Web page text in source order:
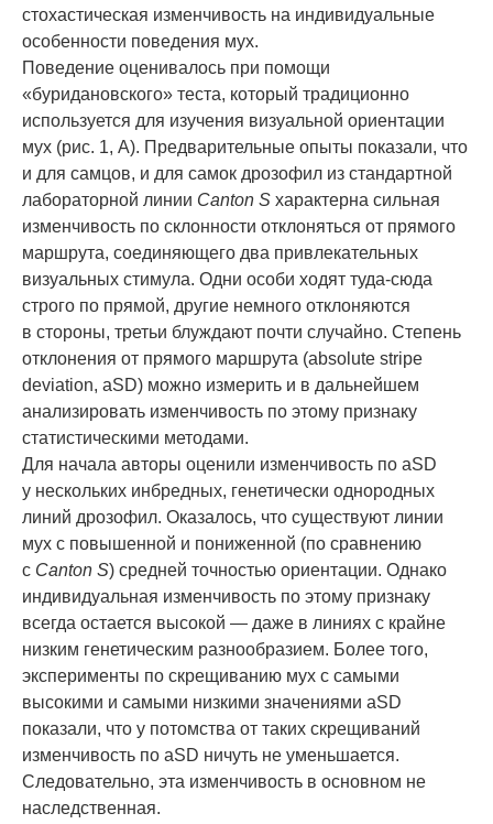
стохастическая изменчивость на индивидуальные
особенности поведения мух.
Поведение оценивалось при помощи
«буридановского» теста, который традиционно
используется для изучения визуальной ориентации
мух (рис. 1, A). Предварительные опыты показали, что
и для самцов, и для самок дрозофил из стандартной
лабораторной линии Canton S характерна сильная
изменчивость по склонности отклоняться от прямого
маршрута, соединяющего два привлекательных
визуальных стимула. Одни особи ходят туда-сюда
строго по прямой, другие немного отклоняются
в стороны, третьи блуждают почти случайно. Степень
отклонения от прямого маршрута (absolute stripe
deviation, aSD) можно измерить и в дальнейшем
анализировать изменчивость по этому признаку
статистическими методами.
Для начала авторы оценили изменчивость по aSD
у нескольких инбредных, генетически однородных
линий дрозофил. Оказалось, что существуют линии
мух с повышенной и пониженной (по сравнению
с Canton S) средней точностью ориентации. Однако
индивидуальная изменчивость по этому признаку
всегда остается высокой — даже в линиях с крайне
низким генетическим разнообразием. Более того,
эксперименты по скрещиванию мух с самыми
высокими и самыми низкими значениями aSD
показали, что у потомства от таких скрещиваний
изменчивость по aSD ничуть не уменьшается.
Следовательно, эта изменчивость в основном не
наследственная.